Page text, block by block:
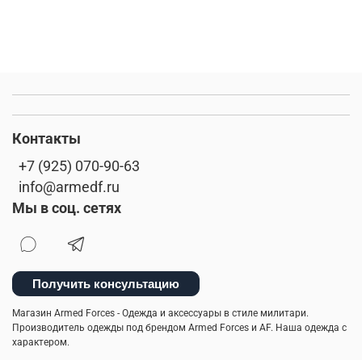
Контакты
+7 (925) 070-90-63
info@armedf.ru
Мы в соц. сетях
Получить консультацию
Магазин Armed Forces - Одежда и аксессуары в стиле милитари.
Производитель одежды под брендом Armed Forces и AF. Наша одежда с
характером.